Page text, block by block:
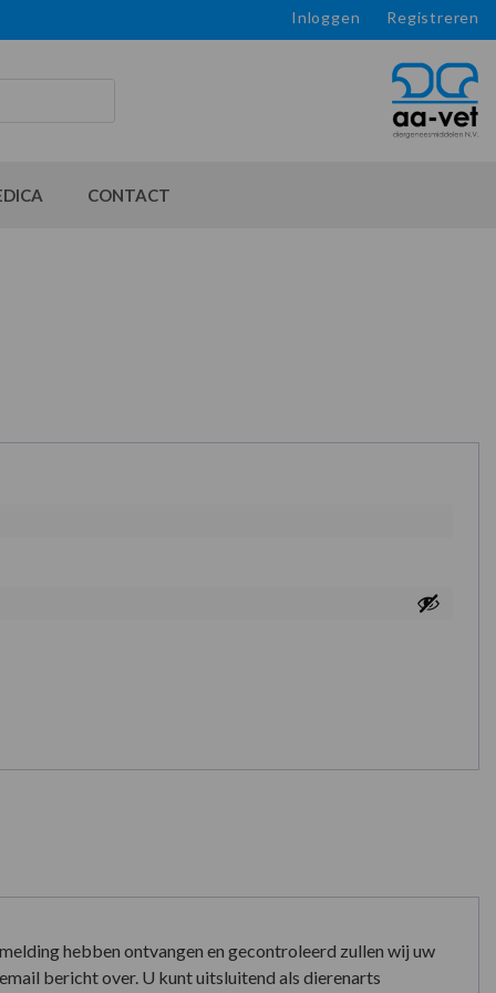
Inloggen Registreren
CONTACT
hebben ontvangen en gecontroleerd zullen wij uw
bericht over. U kunt uitsluitend als dierenarts